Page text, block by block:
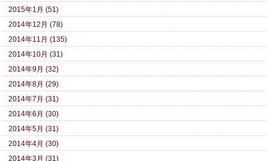
2015年1月 (51)
2014年12月 (78)
2014年11月 (135)
2014年10月 (31)
2014年9月 (32)
2014年8月 (29)
2014年7月 (31)
2014年6月 (30)
2014年5月 (31)
2014年4月 (30)
2014年3月 (31)